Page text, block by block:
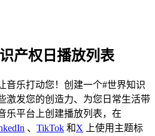
产权日播放列表
音乐打动您！创建一个#世界知识
激发您的创造力、为您日常生活带
乐平台上创建播放列表，在
、 TikTok 和X 上使用主题标